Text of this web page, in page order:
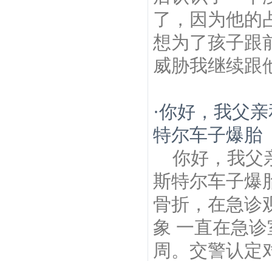
了，因为他的
想为了孩子跟
威胁我继续跟
·你好，我父
特尔车子爆胎
你好，我父
斯特尔车子爆
骨折，在急诊
象 一直在急
周。交警认定